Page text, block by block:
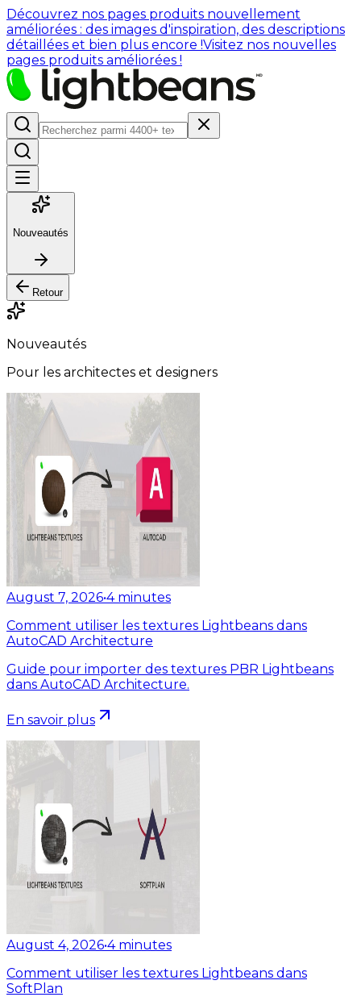
Découvrez nos pages produits nouvellement
améliorées : des images d'inspiration, des descriptions
détaillées et bien plus encore !Visitez nos nouvelles
pages produits améliorées !
Nouveautés
Retour
Nouveautés
Pour les architectes et designers
August 7, 2026•4 minutes
Comment utiliser les textures Lightbeans dans
AutoCAD Architecture
Guide pour importer des textures PBR Lightbeans
dans AutoCAD Architecture.
En savoir plus
August 4, 2026•4 minutes
Comment utiliser les textures Lightbeans dans
SoftPlan